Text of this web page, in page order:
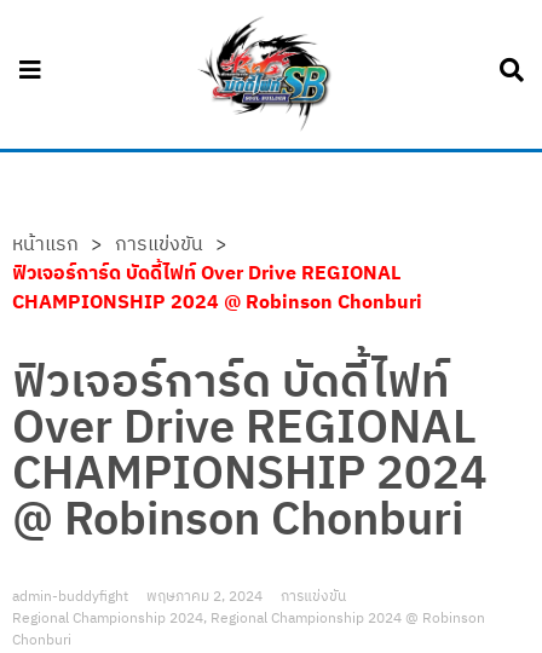
หน้าแรก > การแข่งขัน >
ฟิวเจอร์การ์ด บัดดี้ไฟท์ Over Drive REGIONAL
CHAMPIONSHIP 2024 @ Robinson Chonburi
ฟิวเจอร์การ์ด บัดดี้ไฟท์
Over Drive REGIONAL
CHAMPIONSHIP 2024
@ Robinson Chonburi
admin-buddyfight พฤษภาคม 2, 2024
การแข่งขัน
Regional Championship 2024, Regional Championship 2024 @ Robinson
Chonburi